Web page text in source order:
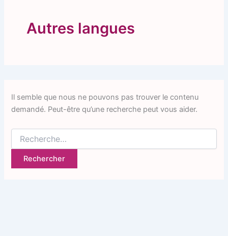
Autres langues
Il semble que nous ne pouvons pas trouver le contenu
demandé. Peut-être qu’une recherche peut vous aider.
Rechercher :